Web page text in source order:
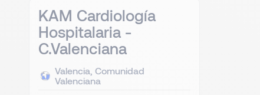
KAM Cardiología
Hospitalaria -
C.Valenciana
Valencia, Comunidad
Valenciana